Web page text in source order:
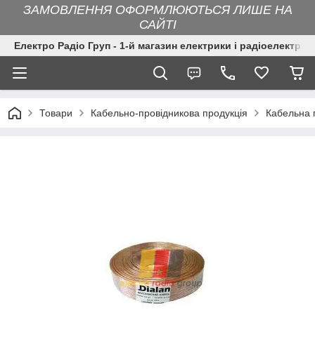
ЗАМОВЛЕННЯ ОФОРМЛЮЮТЬСЯ ЛИШЕ НА
САЙТІ
Електро Радіо Груп - 1-й магазин електрики і
Товари Кабельно-провідникова продукція Кабельна